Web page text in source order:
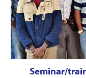
Seminar/